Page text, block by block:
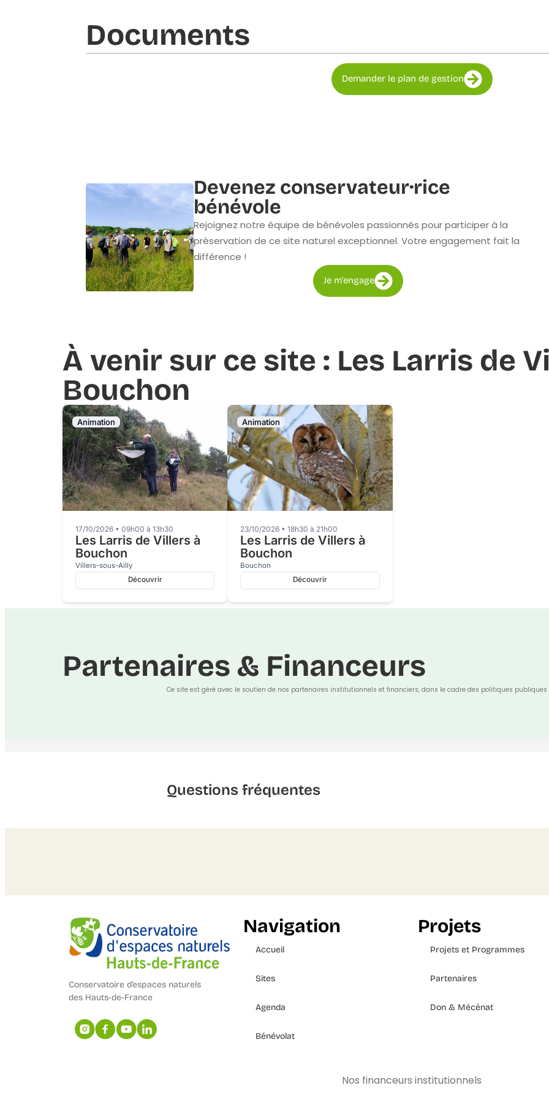
Documents​
Demander le plan de gestion
Devenez conservateur·rice
bénévole
Rejoignez notre équipe de bénévoles passionnés pour participer à la
préservation de ce site naturel exceptionnel. Votre engagement fait la
différence !
Je m'engage
À venir sur ce site : Les Larris de
Bouchon
Animation
17/10/2026 • 09h00 à 13h30
Les Larris de Villers à
Bouchon
Villers-sous-Ailly
Découvrir
Animation
23/10/2026 • 18h30 à 21h00
Les Larris de Villers à
Bouchon
Bouchon
Découvrir
Partenaires & Financeurs
Ce site est géré avec le soutien de nos partenaires institutionnels et financiers, dans le cadre des politiques
Questions fréquentes
Conservatoire d’espaces naturels
des Hauts-de-France
Navigation
Accueil
Sites
Agenda
Bénévolat
Projets
Projets et Programmes
Partenaires
Don & Mécénat
Nos financeurs institutionnels